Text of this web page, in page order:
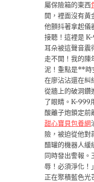
屬保險箱的東西
開，裡面沒有黃
他顫抖著拿起
接聽！這裡是
耳朵被這聲音震
走不開！我的陳
泥！重點是**時
在廖沾沾還在糾
從牆上的破洞
了眼睛。K-999
酸離子炮鎖定前
甜心寶貝包養網
險，被迫從他對
醋罐的機器人緩
同時發出警報。
辱！必須淨化！
正在聚積藍色